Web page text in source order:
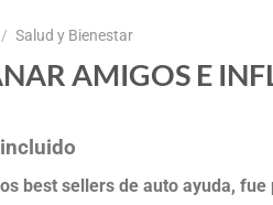
/ Salud y Bienestar
AMIGOS E
best sellers de auto ayuda,